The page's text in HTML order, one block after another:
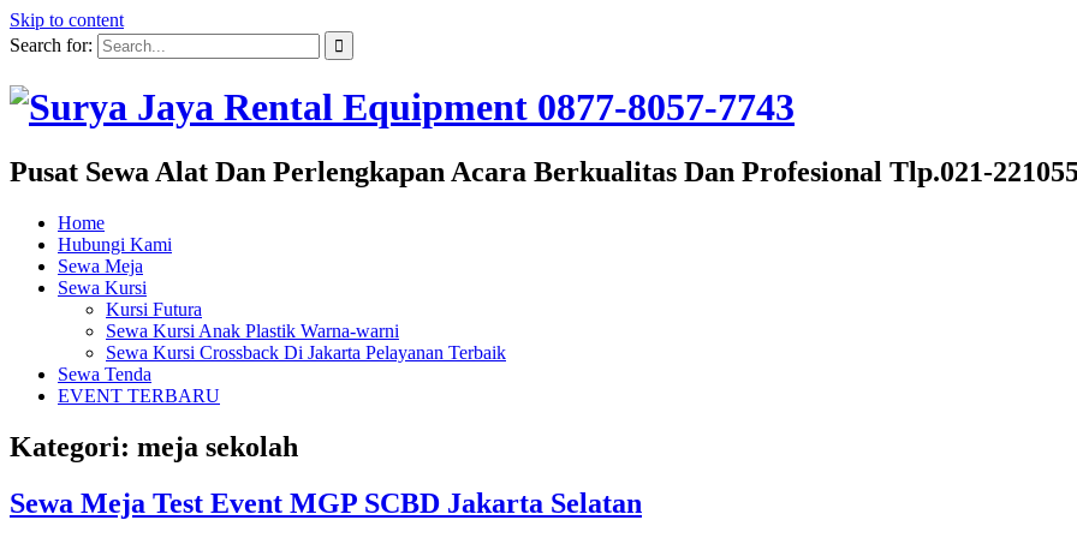
Skip to content
Search for:
Pusat Sewa Alat Dan Perlengkapan Acara Berkualitas Dan Profesional Tlp.021-
Home
Hubungi Kami
Sewa Meja
Sewa Kursi
Kursi Futura
Sewa Kursi Anak Plastik Warna-warni
Sewa Kursi Crossback Di Jakarta Pelayanan Terbaik
Sewa Tenda
EVENT TERBARU
Kategori: meja sekolah
Sewa Meja Test Event MGP SCBD Jakarta Selatan